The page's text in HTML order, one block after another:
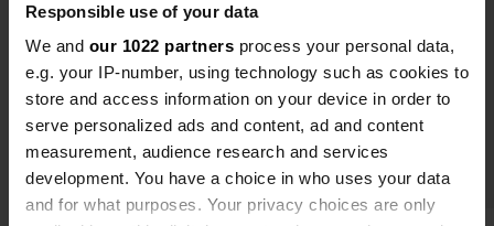
Responsible use of your data
We and our 1022 partners process your personal data,
e.g. your IP-number, using technology such as cookies to
store and access information on your device in order to
serve personalized ads and content, ad and content
measurement, audience research and services
development. You have a choice in who uses your data
and for what purposes. Your privacy choices are only
Sanitaires(10) Nourriture(8)
Montre plus
Passer à PRO+ pour l'utilisation des filtres sur les
avis